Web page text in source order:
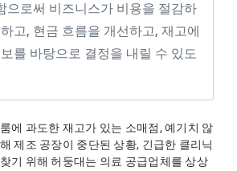
으로써 비즈니스가 비용을 절감하
고, 현금 흐름을 개선하고, 재고에
를 바탕으로 결정을 내릴 수 있도
에 과도한 재고가 있는 소매점, 예기치 않
제조 공장이 중단된 상황, 긴급한 클리닉
기 위해 허둥대는 의료 공급업체를 상상